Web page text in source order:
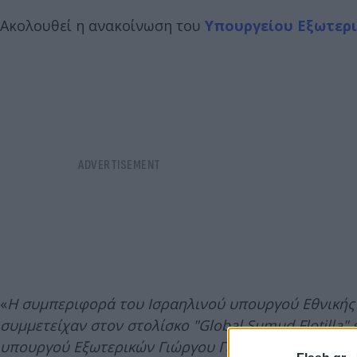
Ακολουθεί η ανακοίνωση του Υπουργείου
«Η συμπεριφορά του Ισραηλινού υπουργού
συμμετείχαν στον στολίσκο "Global Sumud
υπουργού Εξωτερικών Γιώργου Γεραπετρίτη,